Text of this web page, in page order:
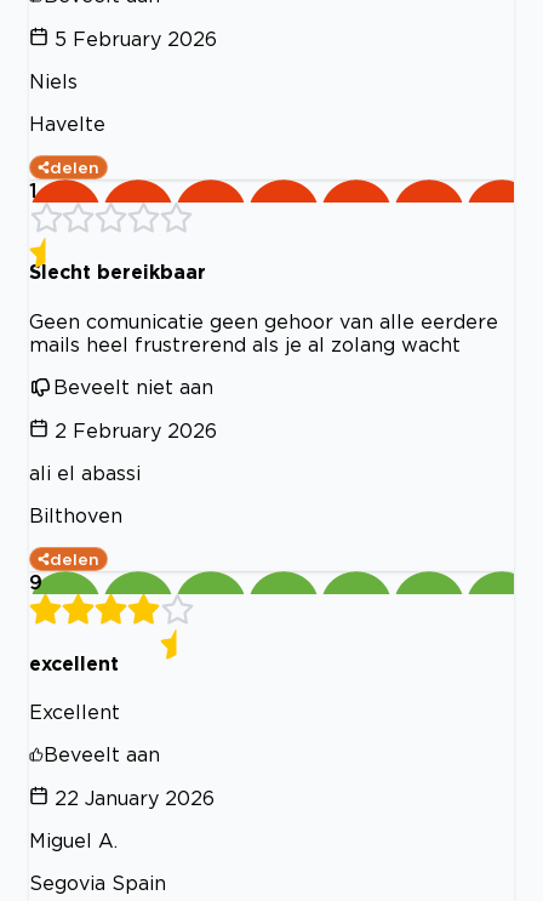
5 February 2026
Niels
Havelte
delen
1
Slecht bereikbaar
Geen comunicatie geen gehoor van alle eerdere
mails heel frustrerend als je al zolang wacht
Beveelt niet aan
2 February 2026
ali el abassi
Bilthoven
delen
9
excellent
Excellent
Beveelt aan
22 January 2026
Miguel A.
Segovia Spain